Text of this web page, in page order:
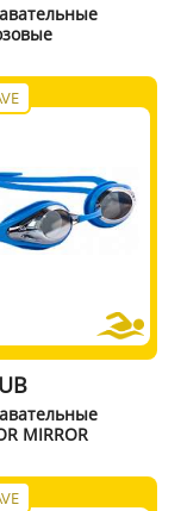
MIRROR